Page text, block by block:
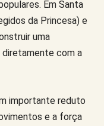
Em Santa
da Princesa) e
uma
diretamente com a
importante reduto
e a força